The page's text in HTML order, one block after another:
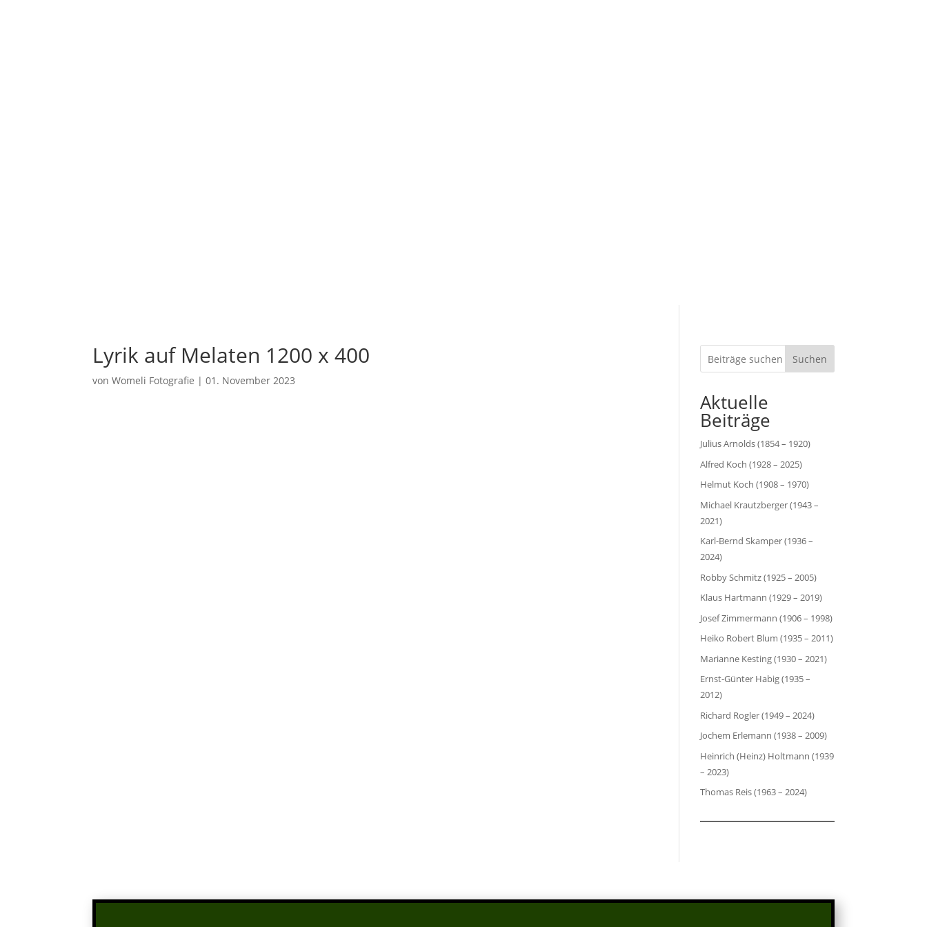
Lyrik auf Melaten 1200 x 400
vonWomeli Fotografie |01. November 2023
Suchen
Aktuelle
Beiträge
Julius Arnolds (1854 – 1920)
Alfred Koch (1928 – 2025)
Helmut Koch (1908 – 1970)
Michael Krautzberger (1943 –
2021)
Karl-Bernd Skamper (1936 –
2024)
Robby Schmitz (1925 – 2005)
Klaus Hartmann (1929 – 2019)
Josef Zimmermann (1906 – 1998)
Heiko Robert Blum (1935 – 2011)
Marianne Kesting (1930 – 2021)
Ernst-Günter Habig (1935 –
2012)
Richard Rogler (1949 – 2024)
Jochem Erlemann (1938 – 2009)
Heinrich (Heinz) Holtmann (1939
– 2023)
Thomas Reis (1963 – 2024)